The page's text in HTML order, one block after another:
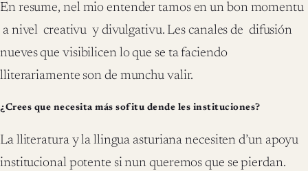
En resume, nel mio entender tamos en un bon momentu
a nivel creativu y divulgativu. Les canales de difusión
nueves que visibilicen lo que se ta faciendo
lliterariamente son de munchu valir.
¿Crees que necesita más sofitu dende les instituciones?
La lliteratura y la llingua asturiana necesiten d’un apoyu
institucional potente si nun queremos que se pierdan.